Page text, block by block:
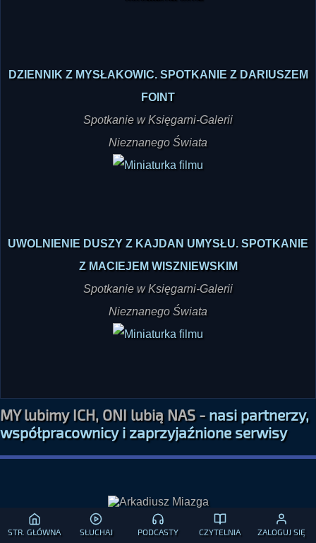
STR. GŁÓWNA SŁUCHAJ PODCASTY CZYTELNIA ZALOGUJ SIĘ
DZIENNIK Z MYSŁAKOWIC. SPOTKANIE Z DARIUSZEM
FOINT
Spotkanie w Księgarni-Galerii
Nieznanego Świata
UWOLNIENIE DUSZY Z KAJDAN UMYSŁU. SPOTKANIE
Z MACIEJEM WISZNIEWSKIM
Spotkanie w Księgarni-Galerii
Nieznanego Świata
MY lubimy ICH, ONI lubią NAS -nasi partnerzy,
współpracownicy i zaprzyjaźnione serwisy